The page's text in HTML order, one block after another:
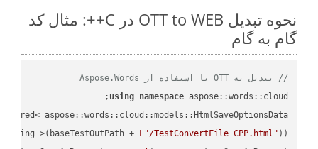
نحوه تبدیل OTT to WEB در C++: مثال کد
گام به گام
// تبدیل به OTT با استفاده از Aspose.Words
using namespace aspose::words::cloud;
>(baseTestOutPath + L"/TestConvertFile_CPP.html" ));